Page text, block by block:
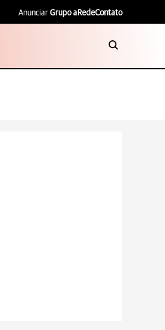
Anunciar Grupo aRedeContato